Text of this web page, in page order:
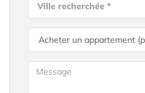
Ville recherchée *